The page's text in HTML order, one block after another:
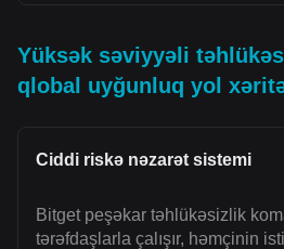
Yüksək səviyyəli
qlobal uyğunluq yol
Ciddi riskə nəzarət sistemi
Bitget peşəkar təhlükəsizlik
tərəfdaşlarla çalışır, həmçinin